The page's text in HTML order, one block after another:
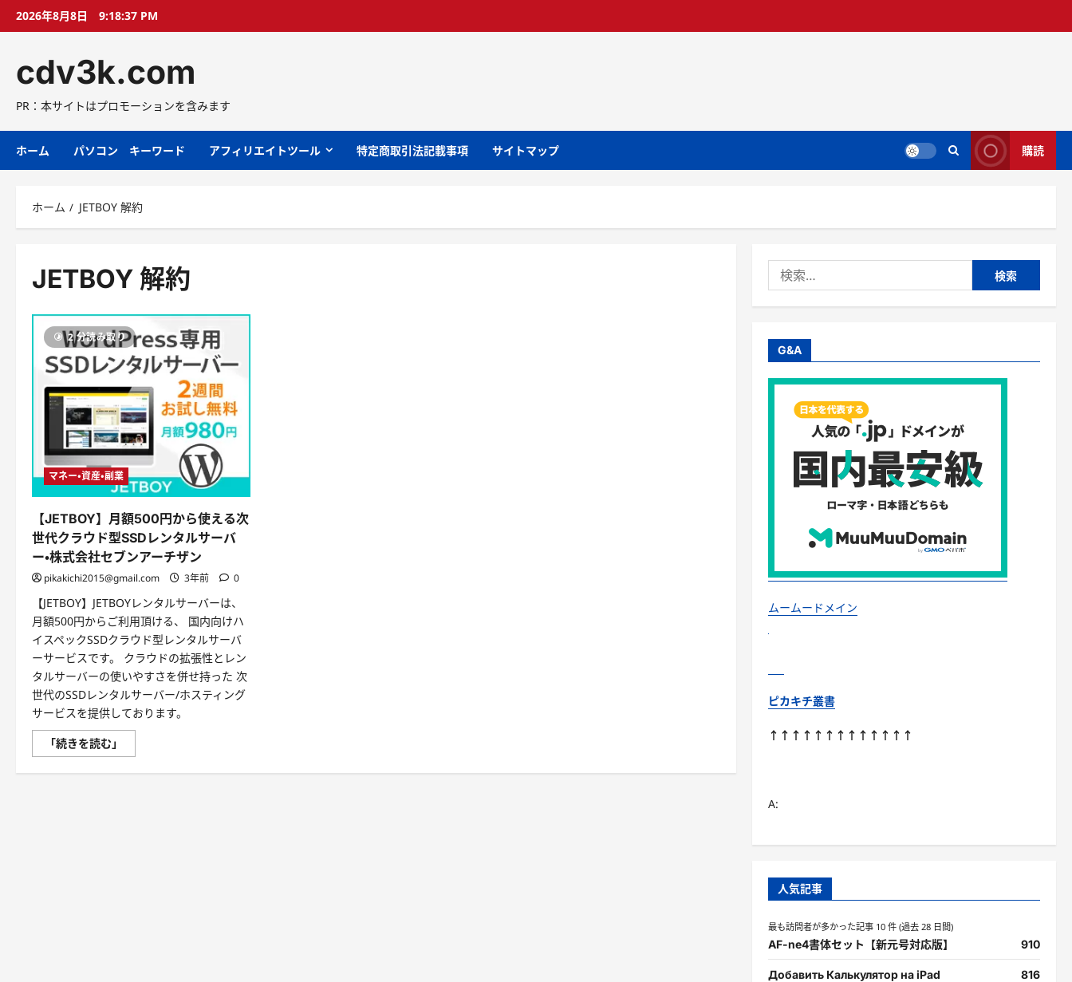
プ
2026年8月8日 9:18:38 PM
cdv3k.com
PR：本サイトはプロモーションを含みます
ホーム パソコン キーワード アフィリエイトツール 特定商取引法記載事項 サイトマップ 購読
ホーム JETBOY 解約
JETBOY 解約
2 分読み取り
マネー・資産・副業
【JETBOY】月額500円から使える次
世代クラウド型SSDレンタルサーバ
ー・株式会社セブンアーチザン
pikakichi2015@gmail.com 3年前 0
【JETBOY】JETBOYレンタルサーバーは、
月額500円からご利用頂ける、 国内向けハ
イスペックSSDクラウド型レンタルサーバ
ーサービスです。 クラウドの拡張性とレン
タルサーバーの使いやすさを併せ持った 次
世代のSSDレンタルサーバー/ホスティング
サービスを提供しております。
「続きを読む」
月
500
索:
G&A
ムームードメイン
ピカキチ叢書
↑↑↑↑↑↑↑↑↑↑↑↑↑
A:
人気記事
最も訪問者が多かった記事 10 件 (過去 28 日間)
AF-ne4書体セット【新元号対応版】 910
Добавить Калькулятор на iPad 816